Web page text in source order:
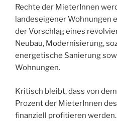
Rechte der MieterInnen
landeseigener Wohnungen
der Vorschlag eines
Neubau, Modernisierung,
energetische Sanierung
Wohnungen.
Kritisch bleibt, dass von
Prozent der MieterInnen
finanziell profitieren